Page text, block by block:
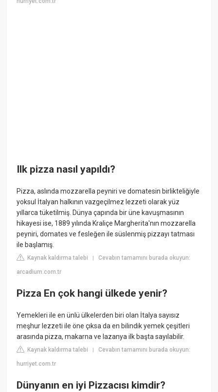
Ilk pizza nasıl yapıldı?
Pizza, aslında mozzarella peyniri ve domatesin birlikteliğiyle
yoksul İtalyan halkının vazgeçilmez lezzeti olarak yüz
yıllarca tüketilmiş. Dünya çapında bir üne kavuşmasının
hikayesi ise, 1889 yılında Kraliçe Margherita'nın mozzarella
peyniri, domates ve fesleğen ile süslenmiş pizzayı tatması
ile başlamış.
Kaynak kaldırma talebi |Cevabın tamamını burada okuyun:
arcadium.com.tr
Pizza En çok hangi ülkede yenir?
Yemekleri ile en ünlü ülkelerden biri olan İtalya sayısız
meşhur lezzeti ile öne çıksa da en bilindik yemek çeşitleri
arasında pizza, makarna ve lazanya ilk başta sayılabilir.
Kaynak kaldırma talebi |Cevabın tamamını burada okuyun:
hurriyet.com.tr
Dünyanın en iyi Pizzacısı kimdir?